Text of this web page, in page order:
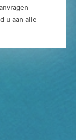
u aan alle